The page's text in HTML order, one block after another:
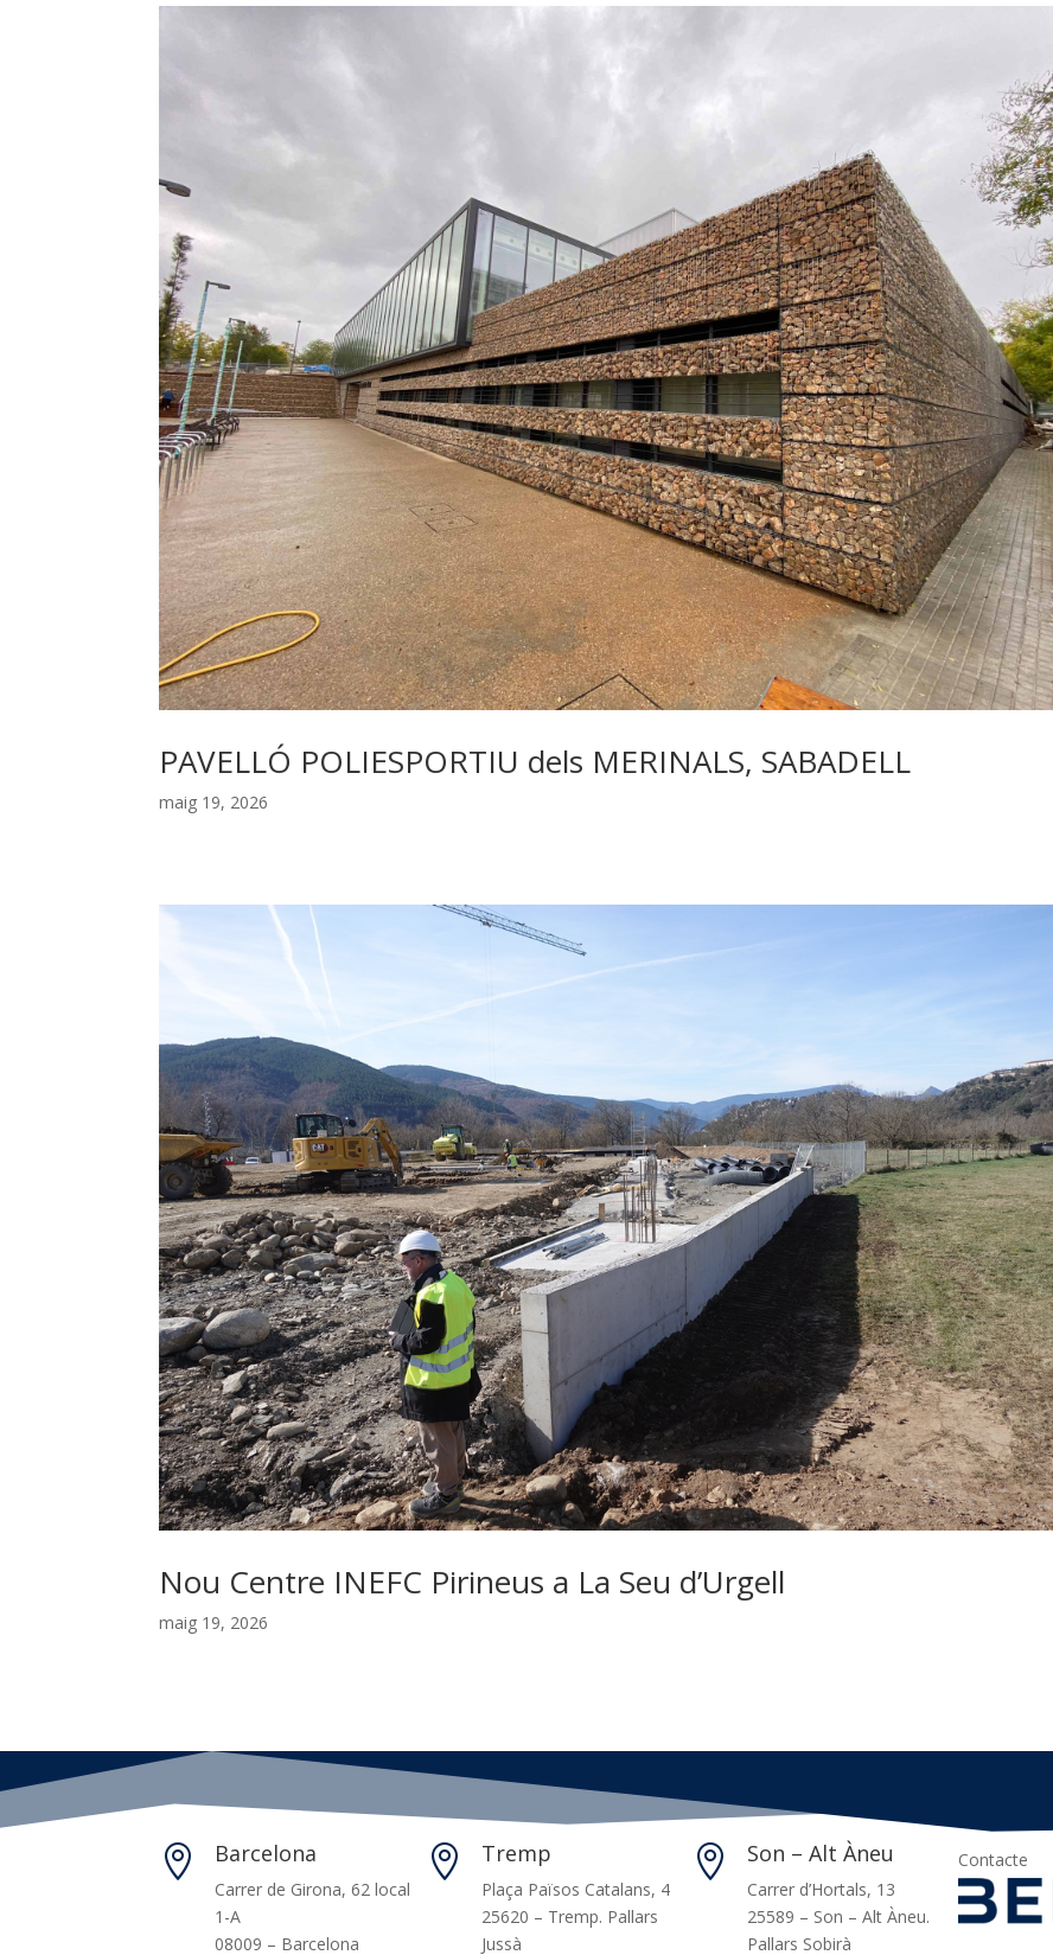
PAVELLÓ POLIESPORTIU dels MERINALS, SABADELL
maig 19, 2026
Nou Centre INEFC Pirineus a La Seu d’Urgell
maig 19, 2026
 Barcelona
Carrer de Girona, 62 local
1-A
08009 – Barcelona
 Tremp
Plaça Països Catalans, 4
25620 – Tremp. Pallars
Jussà
 Son – Alt Àneu
Carrer d’Hortals, 13
25589 – Son – Alt Àneu.
Pallars Sobirà
Contacte